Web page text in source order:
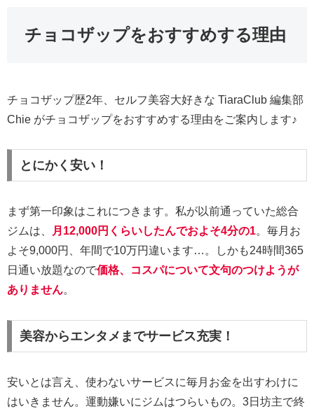
チョコザップをおすすめする理由
チョコザップ歴2年、セルフ美容大好きな TiaraClub 編集部
Chie がチョコザップをおすすめする理由をご案内します♪
とにかく安い！
まず第一印象はこれにつきます。私が以前通っていた総合
ジムは、
月12,000円くらいしたんでおよそ4分の1。毎月お
よそ9,000円、年間で10万円違います…。しかも24時間365
日通い放題なので価格、コスパについて文句のつけようが
ありません。
美容からエンタメまでサービス充実！
安いとは言え、使わないサービスに毎月お金を出すわけに
はいきません。運動嫌いにジムはつらいもの。3日坊主で終